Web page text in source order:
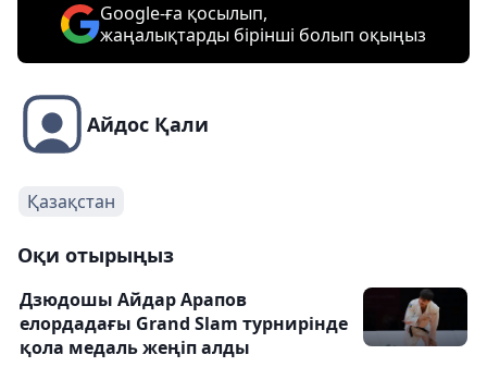
Google-ға қосылып,
жаңалықтарды бірінші болып оқыңыз
Айдос Қали
Қазақстан
Оқи отырыңыз
Дзюдошы Айдар Арапов
елордадағы Grand Slam турнирінде
қола медаль жеңіп алды